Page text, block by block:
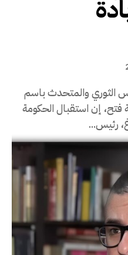
الثوري والمتحدث باسم
فتح، إن استقبال الحكومة
رئيس...